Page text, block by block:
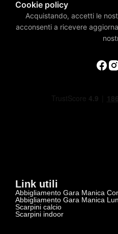
Cookie policy
Acquistando, accetti le
acconsenti a ricevere
Link utili
Abbigliamento Gara Manica
Abbigliamento Gara Manica
Scarpini calcio
Scarpini indoor